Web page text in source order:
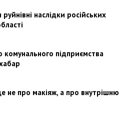
наслідки російських
комунального підприємства
не про макіяж, а про внутрішню